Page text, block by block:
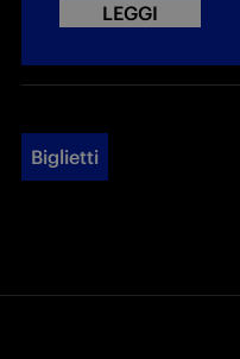
LEGGI
Biglietti